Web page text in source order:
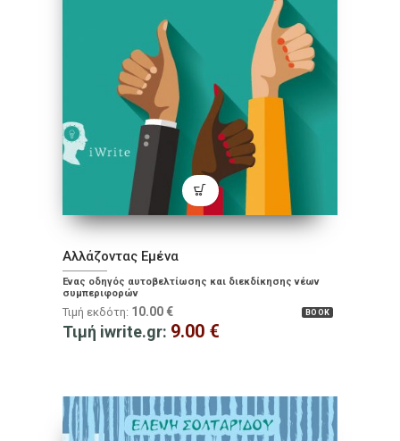
Αλλάζοντας Εμένα
Ένας οδηγός αυτοβελτίωσης και διεκδίκησης νέων
συμπεριφορών
BOOK
Τιμή εκδότη: 10.00 €
Τιμή iwrite.gr: 9.00 €